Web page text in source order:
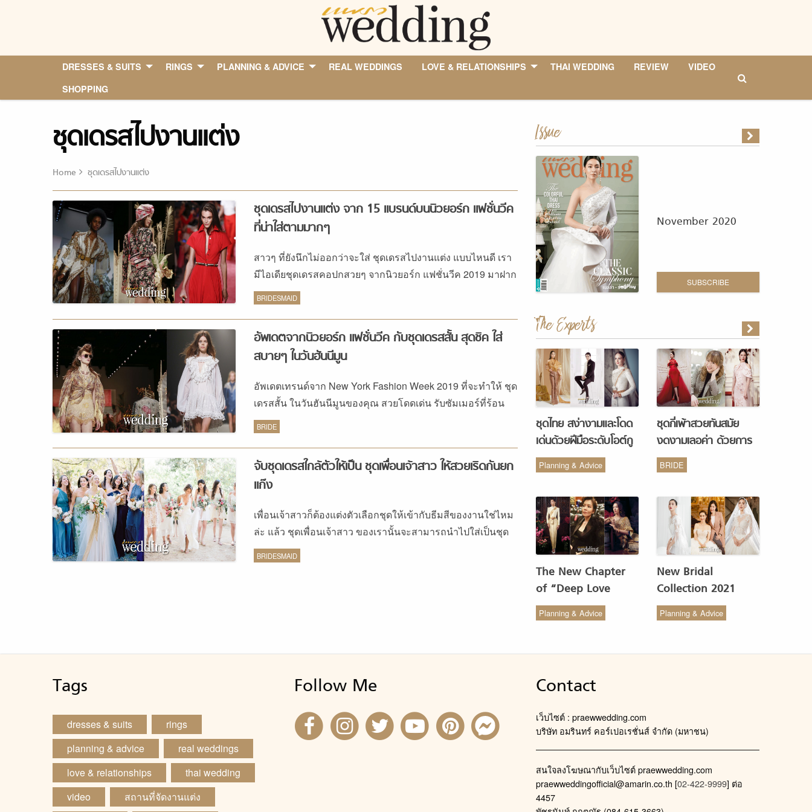
DRESSES & SUITS RINGS PLANNING & ADVICE REAL WEDDINGS LOVE & RELATIONSHIPS THAI WEDDING REVIEW
VIDEO
SHOPPING
ชุดเดรสไปงานแต่ง
Home ชุดเดรสไปงานแต่ง
ชุดเดรสไปงานแต่ง จาก 15 แบรนด์บนนิวยอร์ก แฟชั่นวีค
ที่น่าใส่ตามมากๆ
สาวๆ ที่ยังนึกไม่ออกว่าจะใส่ ชุดเดรสไปงานแต่ง แบบไหนดี เรา
มีไอเดียชุดเดรสคอปกสวยๆ จากนิวยอร์ก แฟชั่นวีค 2019 มาฝาก
สวยด้วยแถมอินเทรนด์ด้วยนะ
BRIDESMAID
อัพเดตจากนิวยอร์ก แฟชั่นวีค กับชุดเดรสสั้น สุดชิค ใส่
สบายๆ ในวันฮันนีมูน
อัพเดตเทรนด์จาก New York Fashion Week 2019 ที่จะทำให้ ชุด
เดรสสั้น ในวันฮันนีมูนของคุณ สวยโดดเด่น รับซัมเมอร์ที่ร้อน
แรงและไม่เอ้าท์แน่นอน
BRIDE
จับชุดเดรสใกล้ตัวให้เป็น ชุดเพื่อนเจ้าสาว ให้สวยเริดกันยก
แก๊ง
เพื่อนเจ้าสาวก็ต้องแต่งตัวเลือกชุดให้เข้ากับธีมสีของงานใช่ไหม
ล่ะ แล้ว ชุดเพื่อนเจ้าสาว ของเรานั้นจะสามารถนำไปใส่เป็นชุด
เดรสในโอกาสอื่นได้อีกหรือเปล่านะ?
BRIDESMAID
Issue
November 2020
SUBSCRIBE
The Experts
ชุดไทย สง่างามและโดด
เด่นด้วยฝีมือระดับโอต์กู
ตูร์ จากห้องเสื้อ Vanus
Couture
Planning & Advice
ชุดกี่เพ้าสวยทันสมัย
งดงามเลอค่า ด้วยการ
รังสรรค์จากห้องเสื้อ
Monique Wedding
BRIDE
The New Chapter
of “Deep Love
Wedding Studio” :
รังสรรค์ผ้าทอของไทยให้
Planning & Advice
New Bridal
Collection 2021
from COCO CHIC
สวย เรียบง่าย สไตล์มินิ
Planning & Advice
Tags
dresses & suits
rings
planning & advice
real weddings
love & relationships
thai wedding
video
สถานที่จัดงานแต่ง
Follow Me Contact
เว็บไซต์ : praewwedding.com
บริษัท อมรินทร์ คอร์เปอเรชั่นส์ จำกัด (มหาชน)
สนใจลงโฆษณากับเว็บไซต์ praewwedding.com
praewweddingofficial@amarin.co.th [02-422-9999] ต่อ
4457